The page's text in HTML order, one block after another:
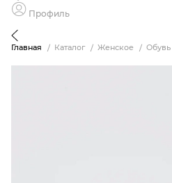
Профиль
Главная Каталог Женское Обувь